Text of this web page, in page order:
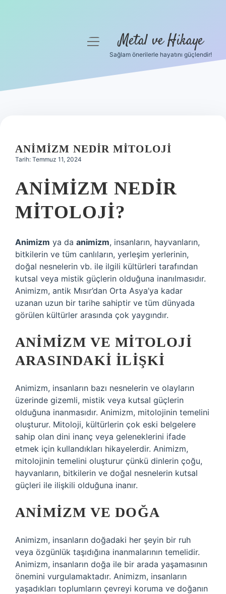
Hakkımızda
menüyüMetal ve Hikaye
Sağlam önerilerle hayatını güçlendir!
ANIMIZM NEDIR MITOLOJI
Tarih: Temmuz 11, 2024
ANIMIZM NEDIR
MITOLOJI?
Animizm ya da animizm, insanların, hayvanların,
bitkilerin ve tüm canlıların, yerleşim yerlerinin,
doğal nesnelerin vb. ile ilgili kültürleri tarafından
kutsal veya mistik güçlerin olduğuna inanılmasıdır.
Animizm, antik Mısır’dan Orta Asya’ya kadar
uzanan uzun bir tarihe sahiptir ve tüm dünyada
görülen kültürler arasında çok yaygındır.
ANIMIZM VE MITOLOJI
ARASINDAKI İLIŞKI
Animizm, insanların bazı nesnelerin ve olayların
üzerinde gizemli, mistik veya kutsal güçlerin
olduğuna inanmasıdır. Animizm, mitolojinin temelini
oluşturur. Mitoloji, kültürlerin çok eski belgelere
sahip olan dini inanç veya geleneklerini ifade
etmek için kullandıkları hikayelerdir. Animizm,
mitolojinin temelini oluşturur çünkü dinlerin çoğu,
hayvanların, bitkilerin ve doğal nesnelerin kutsal
güçleri ile ilişkili olduğuna inanır.
ANIMIZM VE DOĞA
Animizm, insanların doğadaki her şeyin bir ruh
veya özgünlük taşıdığına inanmalarının temelidir.
Animizm, insanların doğa ile bir arada yaşamasının
önemini vurgulamaktadır. Animizm, insanların
yaşadıkları toplumların çevreyi koruma ve doğanın